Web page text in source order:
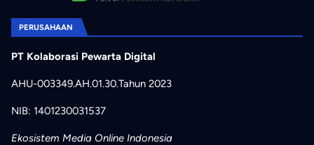
PERUSAHAAN
PT Kolaborasi Pewarta Digital
AHU-003349.AH.01.30.Tahun 2023
NIB: 1401230031537
Ekosistem Media Online Indonesia